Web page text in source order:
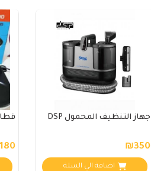
جهاز التنظيف المحمول DSP
₪350
اضافة الي السلة